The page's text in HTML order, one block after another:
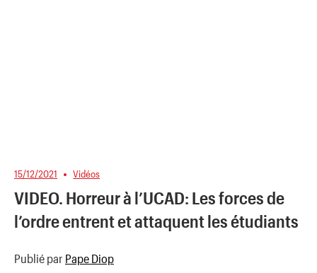
15/12/2021 Vidéos
VIDEO. Horreur à l’UCAD: Les forces de
l’ordre entrent et attaquent les étudiants
Publié par Pape Diop